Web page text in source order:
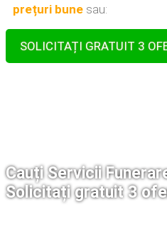
prețuri bune sau:
SOLICITAȚI GRATUIT 3
Cauți Servicii
Solicitați gratuit 3